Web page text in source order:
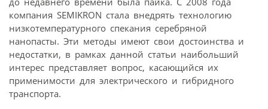
компания SEMIKRON стала внедрять технологию
низкотемпературного спекания серебряной
нанопасты. Эти методы имеют свои достоинства и
недостатки, в рамках данной статьи наибольший
интерес представляет вопрос, касающийся их
применимости для электрического и гибридного
транспорта.